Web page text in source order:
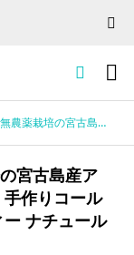

手作りコールドプロセス製法 無香料 チュフディー ナチュール
宮古島産ア
作りコール
ー ナチュール